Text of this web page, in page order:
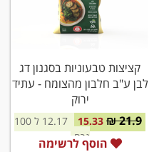
קציצות טבעוניות בסגנון דג
לבן ע"ב חלבון מהצומח - עתיד
ירוק
21.9 ₪
15.33
12.17 ל 100
גרם
הוסף לרשימה